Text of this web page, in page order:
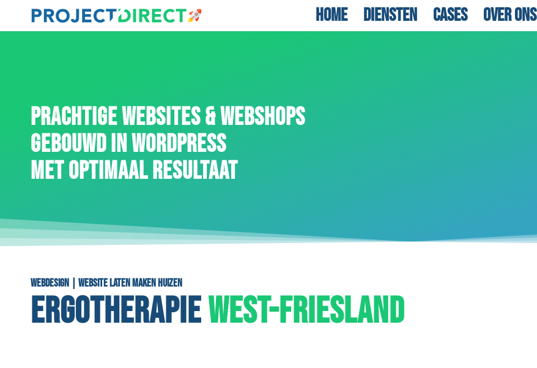
Home Diensten Cases Over ons
PRACHTIGE WEBSITES & WEBSHOPS
GEBOUWD IN WORDPRESS
MET OPTIMAAL RESULTAAT
Webdesign | Website laten maken Huizen
ERGOTHERAPIEWEST-FRIESLAND